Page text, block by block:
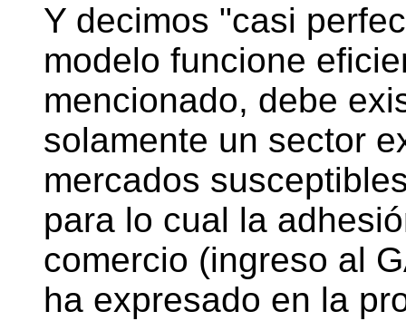
Y decimos "casi
modelo funcione
mencionado, debe
solamente un sector
mercados
para lo cual la
comercio (ingreso al
ha expresado en la